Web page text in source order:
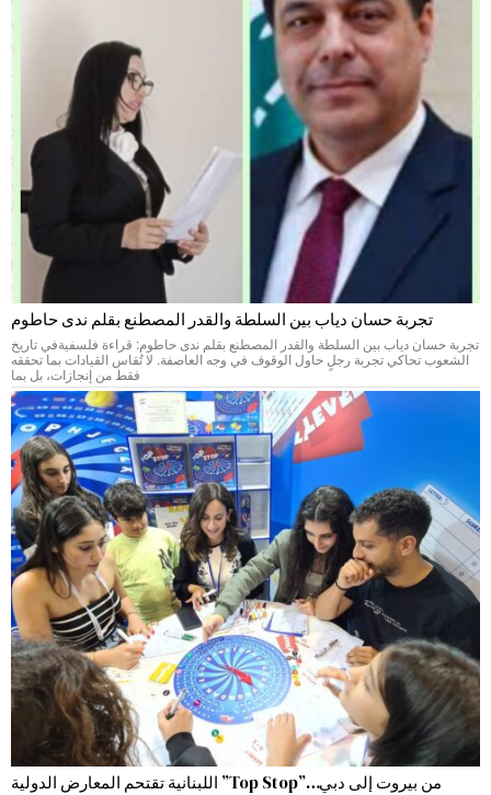
تجربة حسان دياب بين السلطة والقدر المصطنع بقلم ندى حاطوم
تجربة حسان دياب بين السلطة والقدر المصطنع بقلم ندى حاطوم: قراءة فلسفيةفي تاريخ
الشعوب تحاكي تجربة رجلٍ حاول الوقوف في وجه العاصفة. لا تُقاس القيادات بما تحققه
فقط من إنجازات، بل بما
من بيروت إلى دبي…”Top Stop” اللبنانية تقتحم المعارض الدولية